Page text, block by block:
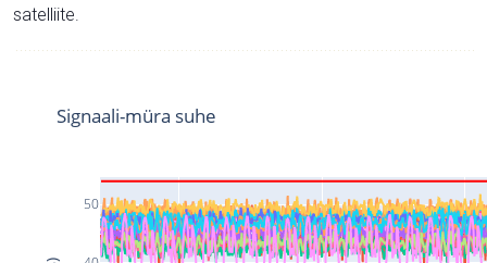
satelliite.
50
Signaali-müra suhe